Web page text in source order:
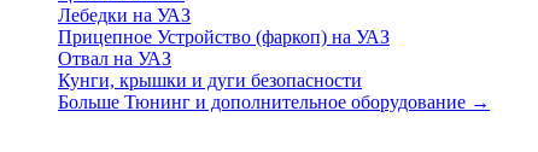
Лебедки на УАЗ
Прицепное Устройство (фаркоп) на УАЗ
Отвал на УАЗ
Кунги, крышки и дуги безопасности
Больше Тюнинг и дополнительное оборудование →